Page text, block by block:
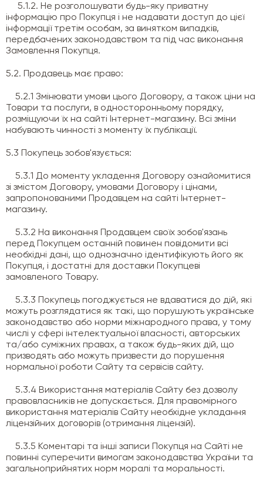
5.1.2. Не розголошувати будь-яку приватну
інформацію про Покупця і не надавати доступ до цієї
інформації третім особам, за винятком випадків,
передбачених законодавством та під час виконання
Замовлення Покупця.
5.2. Продавець має право:
5.2.1 Змінювати умови цього Договору, а також ціни на
Товари та послуги, в односторонньому порядку,
розміщуючи їх на сайті Інтернет-магазину. Всі зміни
набувають чинності з моменту їх публікації.
5.3 Покупець зобов'язується:
5.3.1 До моменту укладення Договору ознайомитися
зі змістом Договору, умовами Договору і цінами,
запропонованими Продавцем на сайті Інтернет-
магазину.
5.3.2 На виконання Продавцем своїх зобов'язань
перед Покупцем останній повинен повідомити всі
необхідні дані, що однозначно ідентифікують його як
Покупця, і достатні для доставки Покупцеві
замовленого Товару.
5.3.3 Покупець погоджується не вдаватися до дій, які
можуть розглядатися як такі, що порушують українське
законодавство або норми міжнародного права, у тому
числі у сфері інтелектуальної власності, авторських
та/або суміжних правах, а також будь-яких дій, що
призводять або можуть призвести до порушення
нормальної роботи Сайту та сервісів сайту.
5.3.4 Використання матеріалів Сайту без дозволу
правовласників не допускається. Для правомірного
використання матеріалів Сайту необхідне укладання
ліцензійних договорів (отримання ліцензій).
5.3.5 Коментарі та інші записи Покупця на Сайті не
повинні суперечити вимогам законодавства України та
загальноприйнятих норм моралі та моральності.